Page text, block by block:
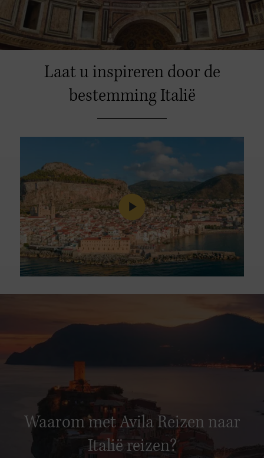
Laat u inspireren door de
bestemming Italië
Waarom met Avila Reizen naar
Italië reizen?